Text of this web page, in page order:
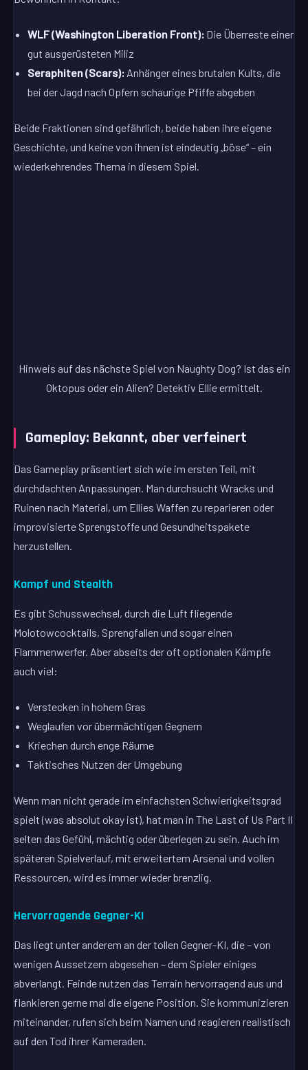
WLF (Washington Liberation Front): Die Überreste einer
gut ausgerüsteten Miliz
Seraphiten (Scars): Anhänger eines brutalen Kults, die
bei der Jagd nach Opfern schaurige Pfiffe abgeben
Beide Fraktionen sind gefährlich, beide haben ihre eigene
Geschichte, und keine von ihnen ist eindeutig „böse“ – ein
wiederkehrendes Thema in diesem Spiel.
Hinweis auf das nächste Spiel von Naughty Dog? Ist das ein
Oktopus oder ein Alien? Detektiv Ellie ermittelt.
Gameplay: Bekannt, aber verfeinert
Das Gameplay präsentiert sich wie im ersten Teil, mit
durchdachten Anpassungen. Man durchsucht Wracks und
Ruinen nach Material, um Ellies Waffen zu reparieren oder
improvisierte Sprengstoffe und Gesundheitspakete
herzustellen.
Kampf und Stealth
Es gibt Schusswechsel, durch die Luft fliegende
Molotowcocktails, Sprengfallen und sogar einen
Flammenwerfer. Aber abseits der oft optionalen Kämpfe
auch viel:
Verstecken in hohem Gras
Weglaufen vor übermächtigen Gegnern
Kriechen durch enge Räume
Taktisches Nutzen der Umgebung
Wenn man nicht gerade im einfachsten Schwierigkeitsgrad
spielt (was absolut okay ist), hat man in The Last of Us Part II
selten das Gefühl, mächtig oder überlegen zu sein. Auch im
späteren Spielverlauf, mit erweitertem Arsenal und vollen
Ressourcen, wird es immer wieder brenzlig.
Hervorragende Gegner-KI
Das liegt unter anderem an der tollen Gegner-KI, die – von
wenigen Aussetzern abgesehen – dem Spieler einiges
abverlangt. Feinde nutzen das Terrain hervorragend aus und
flankieren gerne mal die eigene Position. Sie kommunizieren
miteinander, rufen sich beim Namen und reagieren realistisch
auf den Tod ihrer Kameraden.